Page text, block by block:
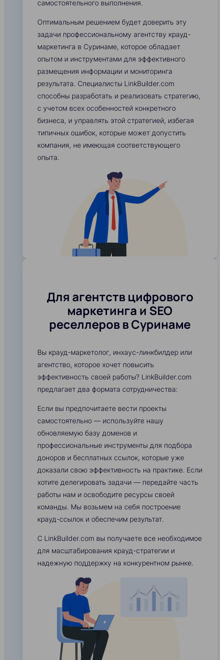
самостоятельного выполнения.
Оптимальным решением будет доверить эту
задачи профессиональному агентству крауд-
маркетинга в Суринаме, которое обладает
опытом и инструментами для эффективного
размещения информации и мониторинга
результата. Специалисты LinkBuilder.com
способны разработать и реализовать стратегию,
с учетом всех особенностей конкретного
бизнеса, и управлять этой стратегией, избегая
типичных ошибок, которые может допустить
компания, не имеющая соответствующего
опыта.
Для агентств цифрового
маркетинга и SEO
реселлеров в Суринаме
Вы крауд-маркетолог, инхаус-линкбилдер или
агентство, которое хочет повысить
эффективность своей работы? LinkBuilder.com
предлагает два формата сотрудничества:
Если вы предпочитаете вести проекты
самостоятельно — используйте нашу
обновляемую базу доменов и
профессиональные инструменты для подбора
доноров и бесплатных ссылок, которые уже
доказали свою эффективность на практике. Если
хотите делегировать задачи — передайте часть
работы нам и освободите ресурсы своей
команды. Мы возьмем на себя построение
крауд-ссылок и обеспечим результат.
С LinkBuilder.com вы получаете все необходимое
для масштабирования крауд-стратегии и
надежную поддержку на конкурентном рынке.